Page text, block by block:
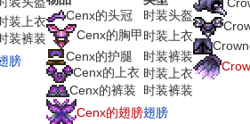
装上衣
装裤装
膀
Cenx的头冠
时装头盔
Cenx的胸甲时装上衣
Cenx的护腿
时装裤装
Cenx的上衣 时装上衣
Cenx的裤装
时装裤装
Cenx的翅膀翅膀